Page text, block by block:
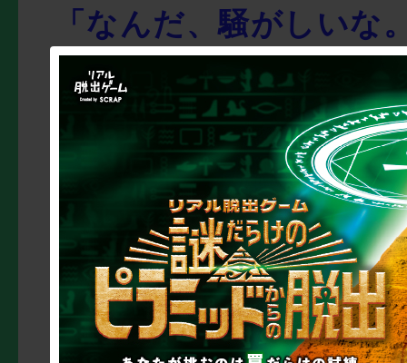
「なんだ、騒がしいな
物が動いているんだ！
何かしたのか!?」
ブンブンッと大きく首
て、何もしていないア
「俺は几帳面なんだ！
のを直して行くぞ！ ほ